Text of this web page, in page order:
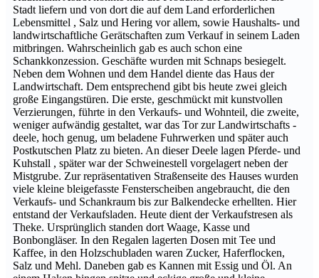
Stadt liefern und von dort die auf dem Land erforderlichen
Lebensmittel , Salz und Hering vor allem, sowie Haushalts- und
landwirtschaftliche Gerätschaften zum Verkauf in seinem Laden
mitbringen. Wahrscheinlich gab es auch schon eine
Schankkonzession. Geschäfte wurden mit Schnaps besiegelt.
Neben dem Wohnen und dem Handel diente das Haus der
Landwirtschaft. Dem entsprechend gibt bis heute zwei gleich
große Eingangstüren. Die erste, geschmückt mit kunstvollen
Verzierungen, führte in den Verkaufs- und Wohnteil, die zweite,
weniger aufwändig gestaltet, war das Tor zur Landwirtschafts -
deele, hoch genug, um beladene Fuhrwerken und später auch
Postkutschen Platz zu bieten. An dieser Deele lagen Pferde- und
Kuhstall , später war der Schweinestell vorgelagert neben der
Mistgrube. Zur repräsentativen Straßenseite des Hauses wurden
viele kleine bleigefasste Fensterscheiben angebraucht, die den
Verkaufs- und Schankraum bis zur Balkendecke erhellten. Hier
entstand der Verkaufsladen. Heute dient der Verkaufstresen als
Theke. Ursprünglich standen dort Waage, Kasse und
Bonbongläser. In den Regalen lagerten Dosen mit Tee und
Kaffee, in den Holzschubladen waren Zucker, Haferflocken,
Salz und Mehl. Daneben gab es Kannen mit Essig und Öl. An